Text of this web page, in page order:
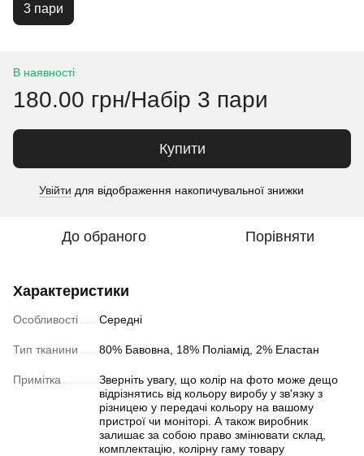
3 пари
В наявності
180.00 грн/Набір 3 пари
Купити
Увійти для відображення накопичувальної знижки
До обраного Порівняти
Характеристики
Особливості Середні
Тип тканини 80% Бавовна, 18% Поліамід, 2% Еластан
Примітка
Зверніть увагу, що колір на фото може дещо
відрізнятись від кольору виробу у зв'язку з
різницею у передачі кольору на вашому
пристрої чи моніторі. А також виробник
залишає за собою право змінювати склад,
комплектацію, колірну гаму товару